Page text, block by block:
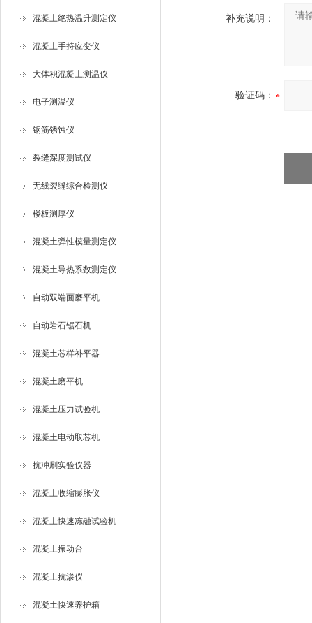
混凝土绝热温升测定仪
混凝土手持应变仪
大体积混凝土测温仪
电子测温仪
钢筋锈蚀仪
裂缝深度测试仪
无线裂缝综合检测仪
楼板测厚仪
混凝土弹性模量测定仪
混凝土导热系数测定仪
自动双端面磨平机
自动岩石锯石机
混凝土芯样补平器
混凝土磨平机
混凝土压力试验机
混凝土电动取芯机
抗冲刷实验仪器
混凝土收缩膨胀仪
混凝土快速冻融试验机
混凝土振动台
混凝土抗渗仪
混凝土快速养护箱
补充说明：
验证码：